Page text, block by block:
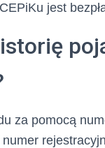
jest
za pomocą